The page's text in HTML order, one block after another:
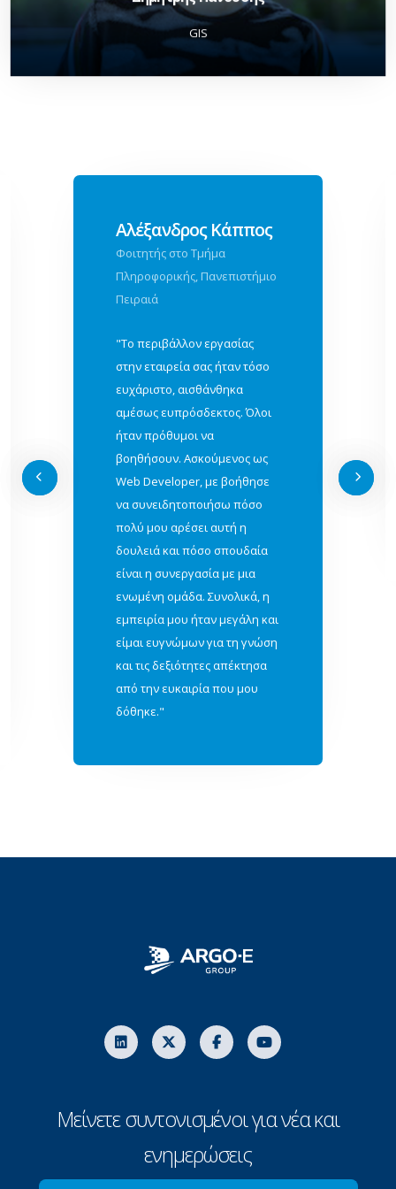
GIS
Αλέξανδρος Κάππος
Φοιτητής στο Τμήμα
Πληροφορικής, Πανεπιστήμιο
Πειραιά
"Το περιβάλλον εργασίας
στην εταιρεία σας ήταν τόσο
ευχάριστo, αισθάνθηκα
αμέσως ευπρόσδεκτος. Όλοι
ήταν πρόθυμοι να
βοηθήσουν. Ασκούμενος ως
Web Developer, με βοήθησε
να συνειδητοποιήσω πόσο
πολύ μου αρέσει αυτή η
δουλειά και πόσο σπουδαία
είναι η συνεργασία με μια
ενωμένη ομάδα. Συνολικά, η
εμπειρία μου ήταν μεγάλη και
είμαι ευγνώμων για τη γνώση
και τις δεξιότητες απέκτησα
από την ευκαιρία που μου
δόθηκε."
Μείνετε συντονισμένοι για νέα και
ενημερώσεις